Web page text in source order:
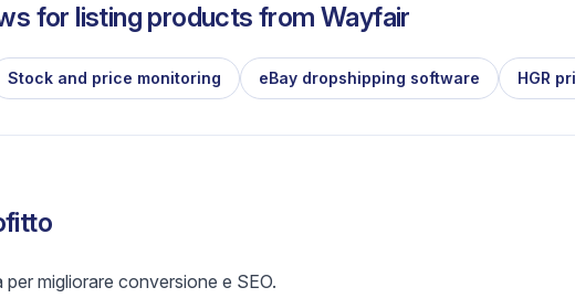
for listing products from Wayfair
Stock and price monitoring eBay dropshipping software HGR
per migliorare conversione e SEO.